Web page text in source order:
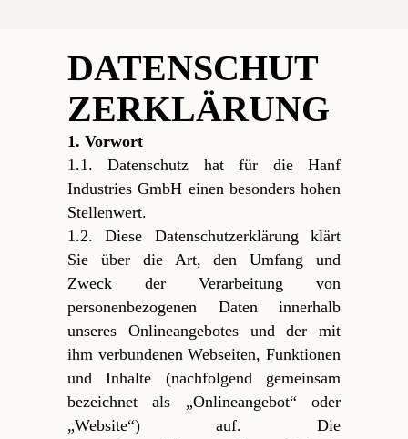
DATENSCHUT
ZERKLÄRUNG
1. Vorwort
1.1. Datenschutz hat für die Hanf
Industries GmbH einen besonders hohen
Stellenwert.
1.2. Diese Datenschutzerklärung klärt
Sie über die Art, den Umfang und
Zweck der Verarbeitung von
personenbezogenen Daten innerhalb
unseres Onlineangebotes und der mit
ihm verbundenen Webseiten, Funktionen
und Inhalte (nachfolgend gemeinsam
bezeichnet als „Onlineangebot“ oder
„Website“) auf. Die